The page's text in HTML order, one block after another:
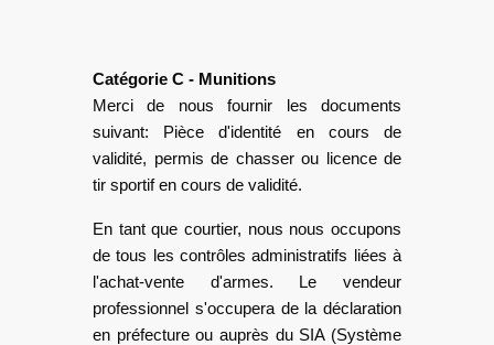
Catégorie C - Munitions
Merci de nous fournir les documents
suivant: Pièce d'identité en cours de
validité, permis de chasser ou licence de
tir sportif en cours de validité.
En tant que courtier, nous nous occupons
de tous les contrôles administratifs liées à
l'achat-vente d'armes. Le vendeur
professionnel s'occupera de la déclaration
en préfecture ou auprès du SIA (Système